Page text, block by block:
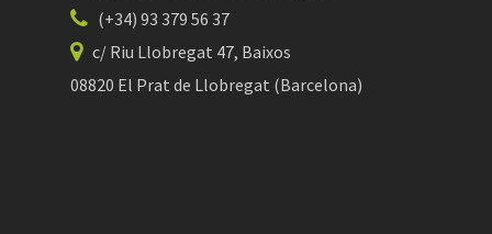
(+34) 93 379 56 37
c/ Riu Llobregat 47, Baixos
08820 El Prat de Llobregat (Barcelona)